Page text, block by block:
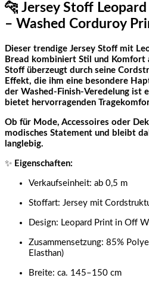
🐆 Jersey Stoff
– Washed Corduroy
Dieser trendige Jersey Stoff mit
Bread kombiniert Stil und Komfort
Stoff überzeugt durch seine
Effekt, die ihm eine besondere
der Washed-Finish-Veredelung ist
bietet hervorragenden
Ob für Mode, Accessoires oder
modisches Statement und bleibt
langlebig.
✨ Eigenschaften:
Verkaufseinheit: ab 0,5 m
Stoffart: Jersey mit
Design: Leopard Print in Off
Zusammensetzung: 85%
Elasthan)
Breite: ca. 145–150 cm